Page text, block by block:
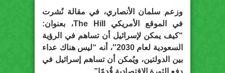
وزعم سلمان الأنصاري، في مقالة نُشرت
في الموقع الأمريكي The Hill، بعنوان:
“كيف يمكن لإسرائيل أن تساهم في الرؤية
السعودية لعام 2030″، أنه “ليس هناك عداء
بين الدولتين، ويُمكن أن تساهم إسرائيل في
دفع الثورة الاقتصادية قُدمًا”.